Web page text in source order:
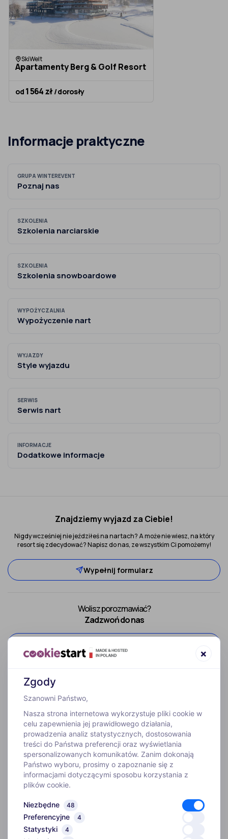
SkiWelt
Apartamenty Berg & Golf Resort
od 1 564 zł / dorosły
Informacje praktyczne
GRUPA WINTEREVENT
Poznaj nas
SZKOLENIA
Szkolenia narciarskie
SZKOLENIA
Szkolenia snowboardowe
WYPOŻYCZALNIA
Wypożyczenie nart
WYJAZDY
Style wyjazdu
SERWIS
Serwis nart
INFORMACJE
Dodatkowe informacje
Znajdziemy wyjazd za Ciebie!
Nigdy wcześniej nie jeździłeś na nartach? A może nie wiesz, na który
resort się zdecydować? Napisz do nas, ze wszystkim Ci pomożemy!
Wypełnij formularz
Wolisz porozmawiać?
Zadzwoń do nas
WYJAZDY
INFORMACJE
O FIRMIE
Biuro
Zgody
×
Szanowni Państwo,
Nasza strona internetowa wykorzystuje pliki cookie w
celu zapewnienia jej prawidłowego działania,
prowadzenia analiz statystycznych, dostosowania
treści do Państwa preferencji oraz wyświetlania
spersonalizowanych komunikatów. Zanim dokonają
Państwo wyboru, prosimy o zapoznanie się z
informacjami dotyczącymi sposobu korzystania z
plików cookie.
Niezbędne 48
Preferencyjne 4
Statystyki 4